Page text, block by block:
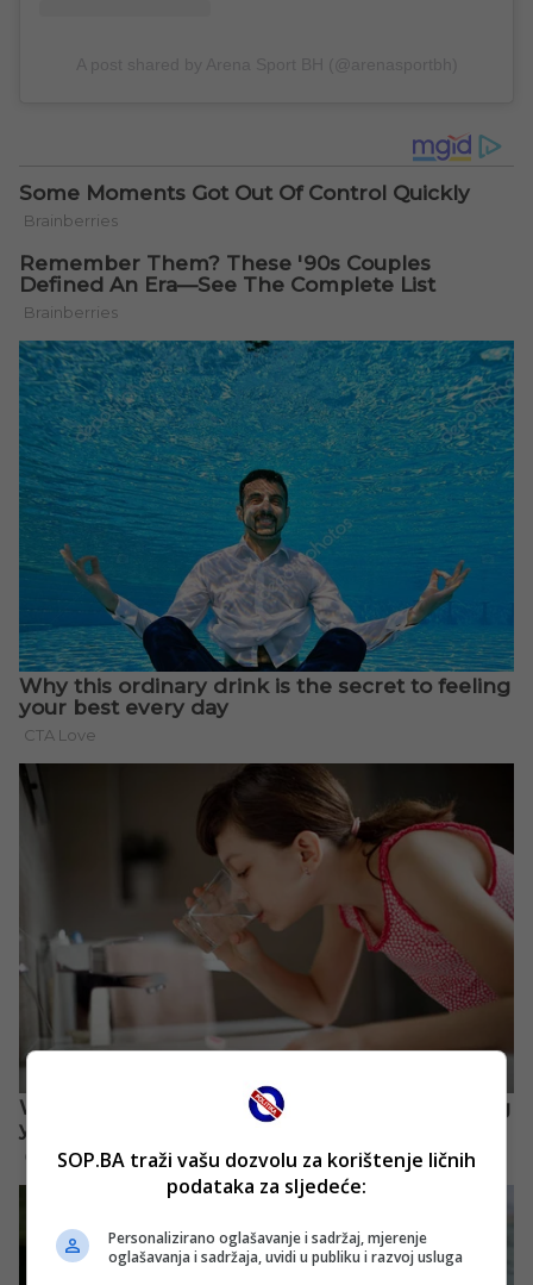
SOP.BA traži vašu dozvolu za korištenje ličnih
podataka za sljedeće:
Personalizirano oglašavanje i sadržaj, mjerenje
oglašavanja i sadržaja, uvidi u publiku i razvoj usluga